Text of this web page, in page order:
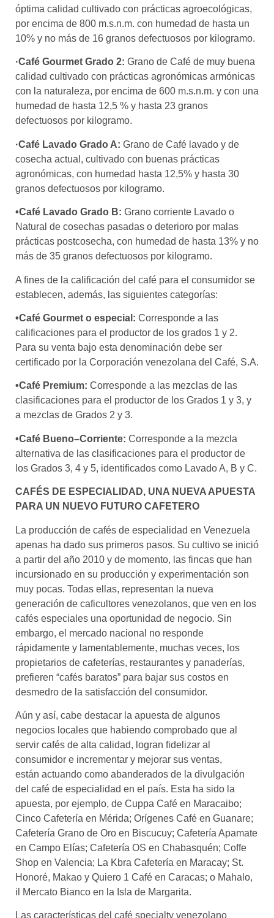
óptima calidad cultivado con prácticas agroecológicas,
por encima de 800 m.s.n.m. con humedad de hasta un
10% y no más de 16 granos defectuosos por kilogramo.
·Café Gourmet Grado 2: Grano de Café de muy buena
calidad cultivado con prácticas agronómicas armónicas
con la naturaleza, por encima de 600 m.s.n.m. y con una
humedad de hasta 12,5 % y hasta 23 granos
defectuosos por kilogramo.
·Café Lavado Grado A: Grano de Café lavado y de
cosecha actual, cultivado con buenas prácticas
agronómicas, con humedad hasta 12,5% y hasta 30
granos defectuosos por kilogramo.
•Café Lavado Grado B: Grano corriente Lavado o
Natural de cosechas pasadas o deterioro por malas
prácticas postcosecha, con humedad de hasta 13% y no
más de 35 granos defectuosos por kilogramo.
A fines de la calificación del café para el consumidor se
establecen, además, las siguientes categorías:
•Café Gourmet o especial: Corresponde a las
calificaciones para el productor de los grados 1 y 2.
Para su venta bajo esta denominación debe ser
certificado por la Corporación venezolana del Café, S.A.
•Café Premium: Corresponde a las mezclas de las
clasificaciones para el productor de los Grados 1 y 3, y
a mezclas de Grados 2 y 3.
•Café Bueno–Corriente: Corresponde a la mezcla
alternativa de las clasificaciones para el productor de
los Grados 3, 4 y 5, identificados como Lavado A, B y C.
CAFÉS DE ESPECIALIDAD, UNA NUEVA APUESTA
PARA UN NUEVO FUTURO CAFETERO
La producción de cafés de especialidad en Venezuela
apenas ha dado sus primeros pasos. Su cultivo se inició
a partir del año 2010 y de momento, las fincas que han
incursionado en su producción y experimentación son
muy pocas. Todas ellas, representan la nueva
generación de caficultores venezolanos, que ven en los
cafés especiales una oportunidad de negocio. Sin
embargo, el mercado nacional no responde
rápidamente y lamentablemente, muchas veces, los
propietarios de cafeterías, restaurantes y panaderías,
prefieren “cafés baratos” para bajar sus costos en
desmedro de la satisfacción del consumidor.
Aún y así, cabe destacar la apuesta de algunos
negocios locales que habiendo comprobado que al
servir cafés de alta calidad, logran fidelizar al
consumidor e incrementar y mejorar sus ventas,
están actuando como abanderados de la divulgación
del café de especialidad en el país. Esta ha sido la
apuesta, por ejemplo, de Cuppa Café en Maracaibo;
Cinco Cafetería en Mérida; Orígenes Café en Guanare;
Cafetería Grano de Oro en Biscucuy; Cafetería Apamate
en Campo Elías; Cafetería OS en Chabasquén; Coffe
Shop en Valencia; La Kbra Cafetería en Maracay; St.
Honoré, Makao y Quiero 1 Café en Caracas; o Mahalo,
il Mercato Bianco en la Isla de Margarita.
Las características del café specialty venezolano